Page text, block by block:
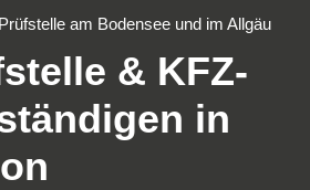
am Bodensee und im Allgäu
& KFZ-
in